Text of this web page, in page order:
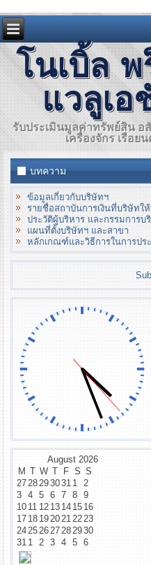
โนเบิ้ล
แวลูเ
รับประเมินมูลค่าทรัพย์สิน อ
เครื่องจักร เรือย
บทความ
ข้อมูลเกี่ยวกับบริษัทฯ
รายชื่อสถาบันการเงินที่บริษัทใ
ประวัติผู้บริหาร และกรรมการบ
แผนที่ตั้งบริษัทฯ และสาขา
หลักเกณฑ์และวิธีการในการป
August 2026
M T W T F S S
2728293031 1
2
3
4 5 6 7 8
9
10 11 12 13 14 15 16
17 18 1920212223
24252627282930
31 1 2 3 4 5 6